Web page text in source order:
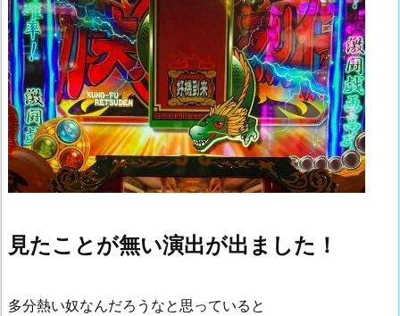
見たことが無い演出が出ました！
多分熱い奴なんだろうなと思っていると